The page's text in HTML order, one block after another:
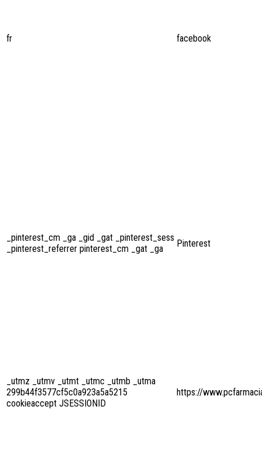
fr facebook
_pinterest_cm _ga _gid _gat _pinterest_sess
_pinterest_referrer pinterest_cm _gat _ga
Pinterest
_utmz _utmv _utmt _utmc _utmb _utma
299b44f3577cf5c0a923a5a5215
cookieaccept JSESSIONID
https://